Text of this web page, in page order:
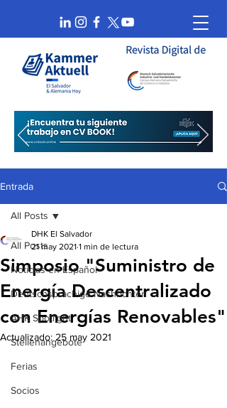
Entrada
All Posts
Noticias en Español
Deutschsprachige Nachrichten
AHK Spotlight
Stellenangebote
Ferias
Socios
All Posts
Simposio "Suministro de
Energía Descentralizado
con Energías Renovables"
DHK El Salvador
21 may 2021 1 min de lectura
Actualizado: 25 may 2021